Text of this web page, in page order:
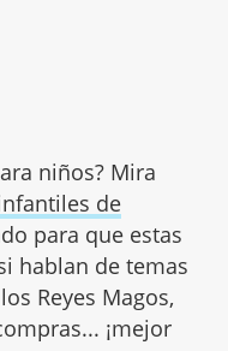
niños? Mira
de
para que estas
hablan de temas
Reyes Magos,
¡mejor